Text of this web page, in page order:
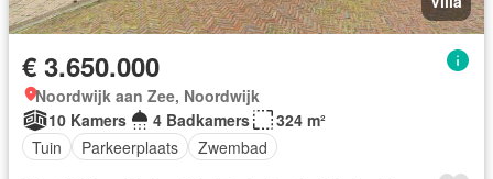
€ 3.650.000
Noordwijk aan Zee, Noordwijk
10 Kamers
4 Badkamers
324 m²
Tuin
Parkeerplaats Zwembad